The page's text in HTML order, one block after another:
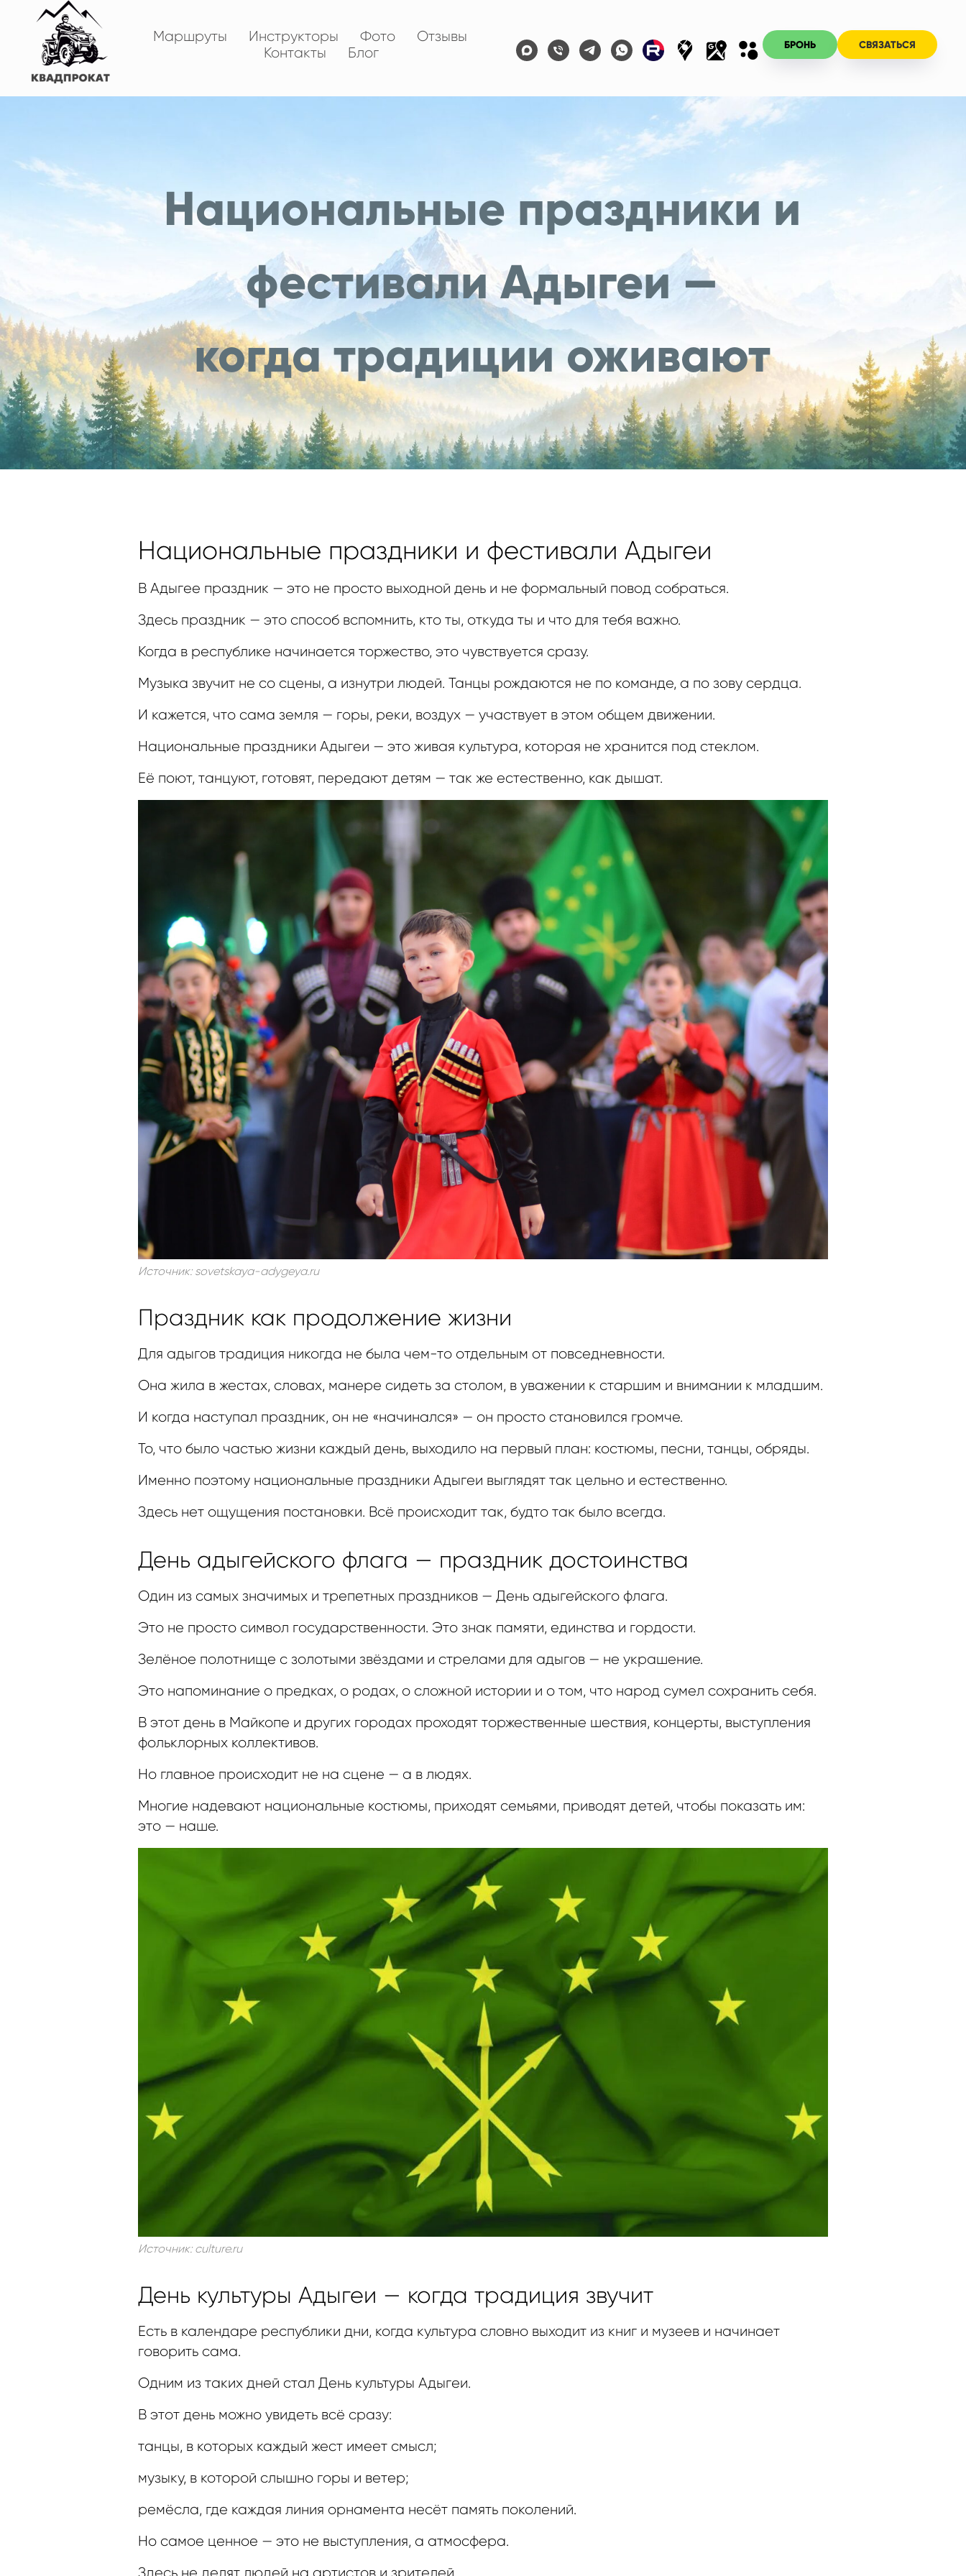
Маршруты Инструкторы Фото
Отзывы
Контакты
Блог БРОНЬ СВЯЗАТЬСЯ
Национальные праздники и
фестивали Адыгеи —
когда традиции оживают
Национальные праздники и фестивали Адыгеи
В Адыгее праздник — это не просто выходной день и не формальный повод собраться.
Здесь праздник — это способ вспомнить, кто ты, откуда ты и что для тебя важно.
Когда в республике начинается торжество, это чувствуется сразу.
Музыка звучит не со сцены, а изнутри людей. Танцы рождаются не по команде, а по зову сердца.
И кажется, что сама земля — горы, реки, воздух — участвует в этом общем движении.
Национальные праздники Адыгеи — это живая культура, которая не хранится под стеклом.
Её поют, танцуют, готовят, передают детям — так же естественно, как дышат.
Источник: sovetskaya-adygeya.ru
Праздник как продолжение жизни
Для адыгов традиция никогда не была чем-то отдельным от повседневности.
Она жила в жестах, словах, манере сидеть за столом, в уважении к старшим и внимании к младшим.
И когда наступал праздник, он не «начинался» — он просто становился громче.
То, что было частью жизни каждый день, выходило на первый план: костюмы, песни, танцы, обряды.
Именно поэтому национальные праздники Адыгеи выглядят так цельно и естественно.
Здесь нет ощущения постановки. Всё происходит так, будто так было всегда.
День адыгейского флага — праздник достоинства
Один из самых значимых и трепетных праздников — День адыгейского флага.
Это не просто символ государственности. Это знак памяти, единства и гордости.
Зелёное полотнище с золотыми звёздами и стрелами для адыгов — не украшение.
Это напоминание о предках, о родах, о сложной истории и о том, что народ сумел сохранить себя.
В этот день в Майкопе и других городах проходят торжественные шествия, концерты, выступления
фольклорных коллективов.
Но главное происходит не на сцене — а в людях.
Многие надевают национальные костюмы, приходят семьями, приводят детей, чтобы показать им:
это — наше.
Источник: culture.ru
День культуры Адыгеи — когда традиция звучит
Есть в календаре республики дни, когда культура словно выходит из книг и музеев и начинает
говорить сама.
Одним из таких дней стал День культуры Адыгеи.
В этот день можно увидеть всё сразу:
танцы, в которых каждый жест имеет смысл;
музыку, в которой слышно горы и ветер;
ремёсла, где каждая линия орнамента несёт память поколений.
Но самое ценное — это не выступления, а атмосфера.